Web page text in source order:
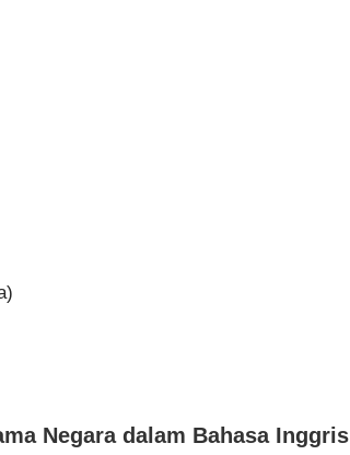
Negara dalam Bahasa Inggris